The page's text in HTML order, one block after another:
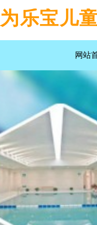
网站
为乐宝儿